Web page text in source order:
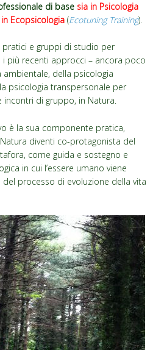
di base sia in Psicologia
Ecopsicologia (Ecotuning Training).
e gruppi di studio per
più recenti approcci – ancora poco
della psicologia
psicologia transpersonale per
di gruppo, in Natura.
è la sua componente pratica,
diventi co-protagonista del
come guida e sostegno e
in cui l’essere umano viene
processo di evoluzione della vita